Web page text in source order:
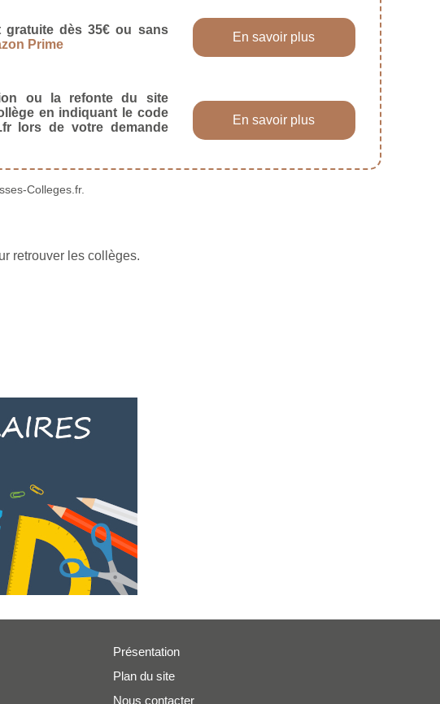
gratuite dès 35€ ou sans
Prime
En savoir plus
ou la refonte du site
en indiquant le code
lors de votre demande
En savoir plus
Colleges.fr.
retrouver les collèges.
Présentation
Plan du site
Nous contacter